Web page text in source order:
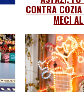
CONTRA
MECI